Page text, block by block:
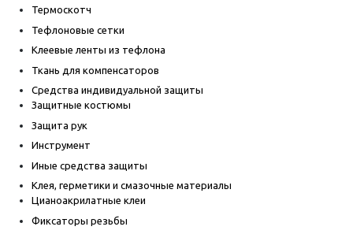
Термоскотч
Тефлоновые сетки
Клеевые ленты из тефлона
Ткань для компенсаторов
Средства индивидуальной защиты
Защитные костюмы
Защита рук
Инструмент
Иные средства защиты
Клея, герметики и смазочные материалы
Цианоакрилатные клеи
Фиксаторы резьбы